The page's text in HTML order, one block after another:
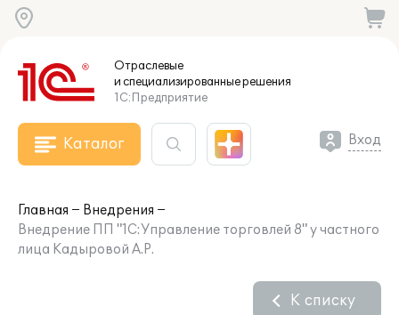
Отраслевые
и специализированныерешения
1С:Предприятие
Каталог Вход
Главная
Внедрения
Внедрение ПП "1C:Управление торговлей 8" у частного
лица Кадыровой А.Р.
К списку